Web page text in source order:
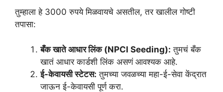
तुम्हाला हे 3000 रुपये मिळवायचे असतील, तर खालील गोष्टी
तपासा:
बँक खाते आधार लिंक (NPCI Seeding): तुमचं बँक
खातं आधार कार्डशी लिंक असणं आवश्यक आहे.
ई-केवायसी स्टेटस: तुमच्या जवळच्या महा-ई-सेवा केंद्रात
जाऊन ई-केवायसी पूर्ण करा.